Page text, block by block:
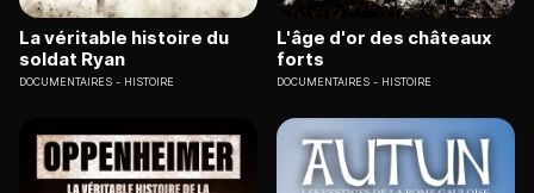
La véritable histoire du
soldat Ryan
DOCUMENTAIRES HISTOIRE
L'âge d'or des châteaux
forts
DOCUMENTAIRES HISTOIRE